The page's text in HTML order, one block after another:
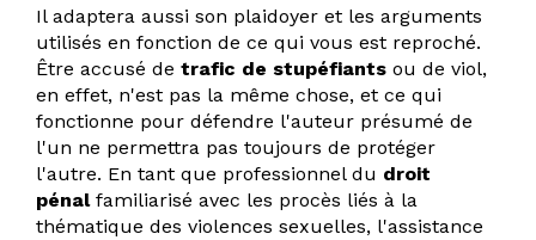
Il adaptera aussi son plaidoyer et les arguments
utilisés en fonction de ce qui vous est reproché.
Être accusé de trafic de stupéfiantsou de viol,
en effet, n'est pas la même chose, et ce qui
fonctionne pour défendre l'auteur présumé de
l'un ne permettra pas toujours de protéger
l'autre. En tant que professionnel du droit
pénalfamiliarisé avec les procès liés à la
thématique des violences sexuelles, l'assistance